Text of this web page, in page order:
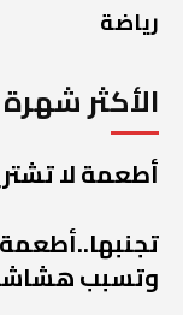
رياضة
الأكثر شهرة
أطعمة لا
وتسبب